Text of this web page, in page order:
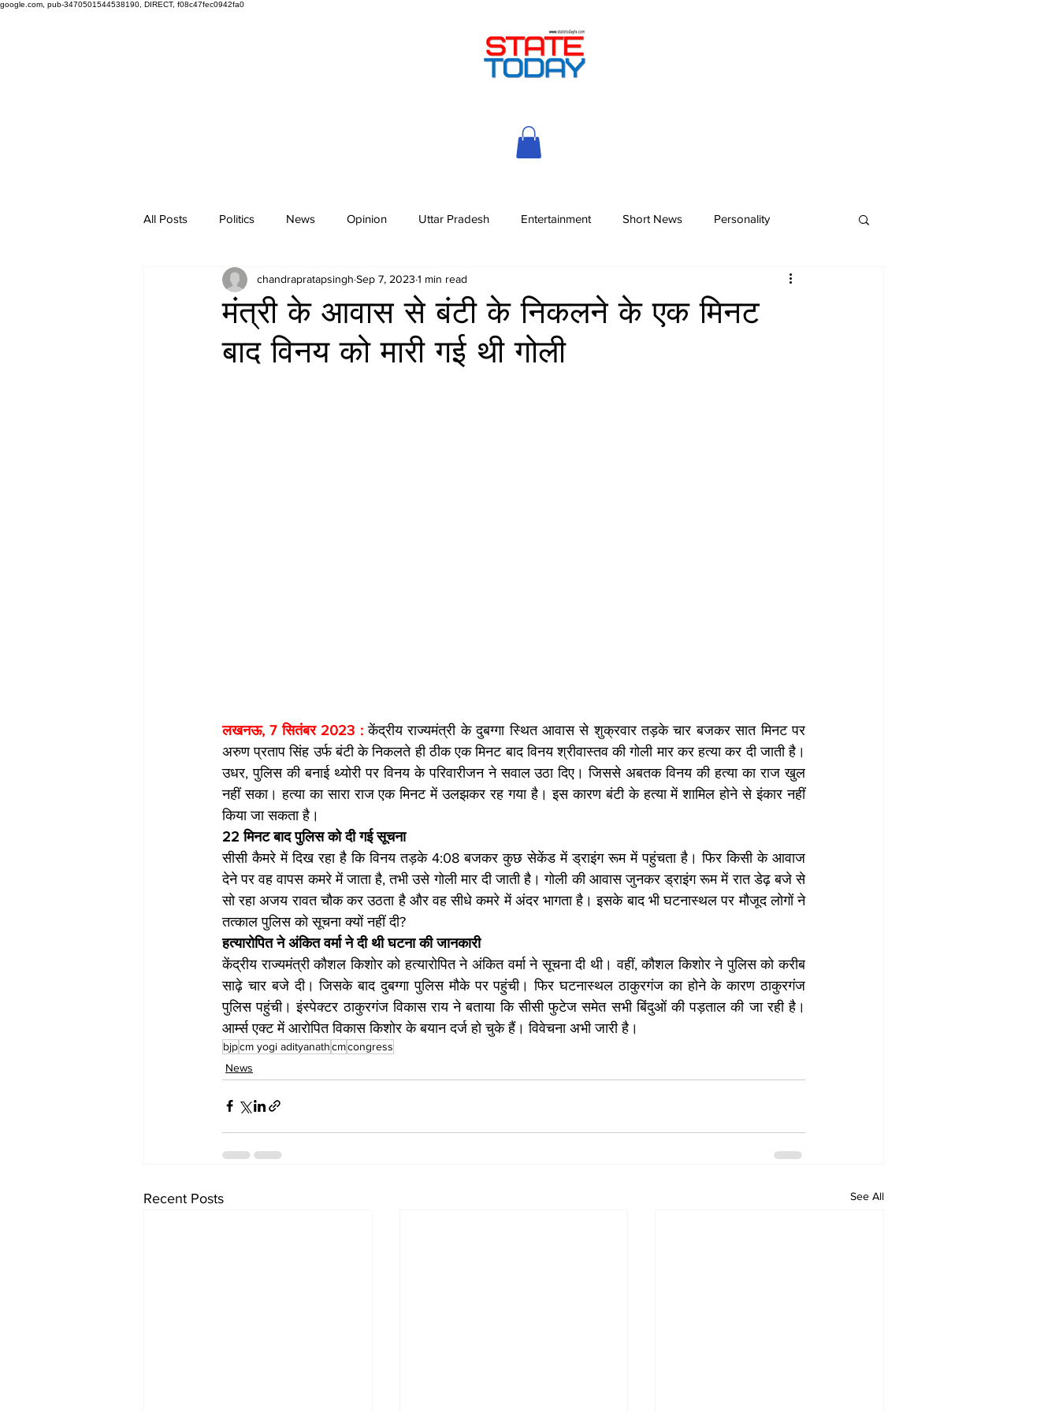
google.com, pub-3470501544538190, DIRECT, f08c47fec0942fa0
All Posts Politics News Opinion Uttar Pradesh Entertainment Short News Personality
मंत्री के आवास से बंटी के निकलने के एक मिनट
बाद विनय को मारी गई थी गोली
chandrapratapsingh Sep 7, 2023 1 min read
लखनऊ, 7 सितंबर 2023 : केंद्रीय राज्यमंत्री के दुबग्गा स्थित आवास से शुक्रवार तड़के चार बजकर सात मिनट पर
अरुण प्रताप सिंह उर्फ बंटी के निकलते ही ठीक एक मिनट बाद विनय श्रीवास्तव की गोली मार कर हत्या कर दी जाती है।
उधर, पुलिस की बनाई थ्योरी पर विनय के परिवारीजन ने सवाल उठा दिए। जिससे अबतक विनय की हत्या का राज खुल
नहीं सका। हत्या का सारा राज एक मिनट में उलझकर रह गया है। इस कारण बंटी के हत्या में शामिल होने से इंकार नहीं
किया जा सकता है।
22 मिनट बाद पुलिस को दी गई सूचना
सीसी कैमरे में दिख रहा है कि विनय तड़के 4:08 बजकर कुछ सेकेंड में ड्राइंग रूम में पहुंचता है। फिर किसी के आवाज
देने पर वह वापस कमरे में जाता है, तभी उसे गोली मार दी जाती है। गोली की आवास जुनकर ड्राइंग रूम में रात डेढ़ बजे से
सो रहा अजय रावत चौक कर उठता है और वह सीधे कमरे में अंदर भागता है। इसके बाद भी घटनास्थल पर मौजूद लोगों ने
तत्काल पुलिस को सूचना क्यों नहीं दी?
हत्यारोपित ने अंकित वर्मा ने दी थी घटना की जानकारी
केंद्रीय राज्यमंत्री कौशल किशोर को हत्यारोपित ने अंकित वर्मा ने सूचना दी थी। वहीं, कौशल किशोर ने पुलिस को करीब
साढ़े चार बजे दी। जिसके बाद दुबग्गा पुलिस मौके पर पहुंची। फिर घटनास्थल ठाकुरगंज का होने के कारण ठाकुरगंज
पुलिस पहुंची। इंस्पेक्टर ठाकुरगंज विकास राय ने बताया कि सीसी फुटेज समेत सभी बिंदुओं की पड़ताल की जा रही है।
आर्म्स एक्ट में आरोपित विकास किशोर के बयान दर्ज हो चुके हैं। विवेचना अभी जारी है।
bjpcm yogi adityanathcmcongress
News
Recent Posts See All